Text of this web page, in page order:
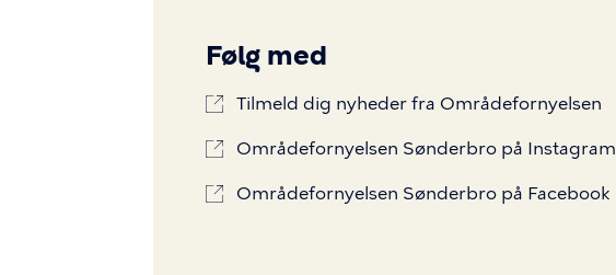
Følg med
Tilmeld dig nyheder fra Områdefornyelsen
Områdefornyelsen Sønderbro på Instagram
Områdefornyelsen Sønderbro på Facebook